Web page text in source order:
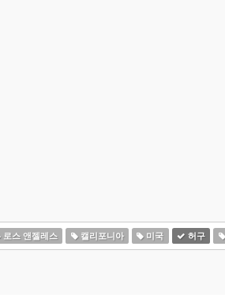
로스 앤젤레스 캘리포니아 미국 허구